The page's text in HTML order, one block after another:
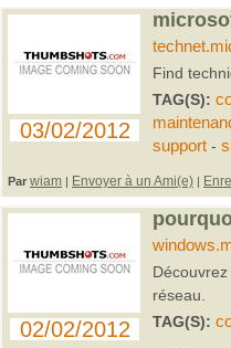
03/02/2012
Find
TAG(S):
support-
Par wiam | Envoyer à un Ami(e) |
02/02/2012
réseau.
TAG(S):